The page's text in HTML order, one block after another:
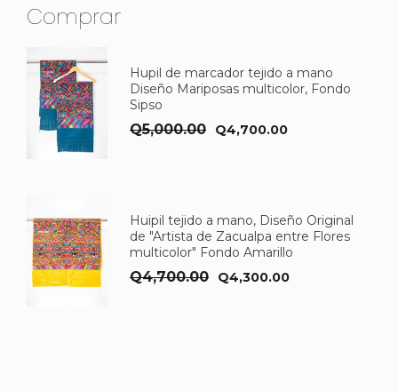
Comprar
Hupil de marcador tejido a mano
Diseño Mariposas multicolor, Fondo
Sipso
Q5,000.00 El
Q5,000.00.
Q4,700.00El
Q4,700.00.
Huipil tejido a mano, Diseño Original
de "Artista de Zacualpa entre Flores
multicolor" Fondo Amarillo
Q4,700.00 El
Q4,300.00El